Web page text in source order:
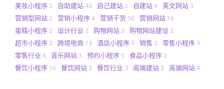
美妆小程序2 自助建站40 自己建站2 自建站4 英文网站 3
营销型网站2 营销小程序4 营销干货 50 营销网站 16
蛋糕小程序2 设计行业 2 购物网站 3 购物网站建设2
超市小程序2 跨境电商 13 酒店小程序 3 销售 2 零售小程序 3
零售行业 6 音乐网站 3 预约小程序 5 食品小程序2
餐饮小程序 16 餐饮网站 3 餐饮行业 3 高端建站 3 高端网站4